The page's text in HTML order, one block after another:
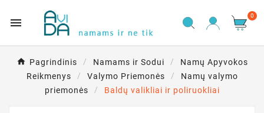

0
Pagrindinis Namams ir Sodui
Namų Apyvokos
Reikmenys
Valymo Priemonės
Namų valymo
priemonės
Baldų valikliai ir poliruokliai